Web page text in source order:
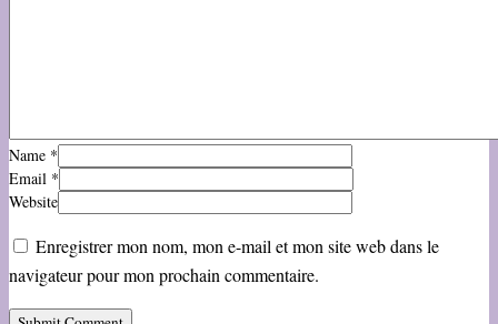
Name *
Email *
Website
Enregistrer mon nom, mon e-mail et mon site web dans le
navigateur pour mon prochain commentaire.